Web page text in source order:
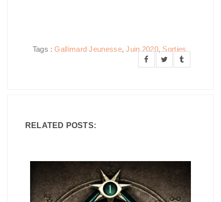
Tags :Gallimard Jeunesse,Juin 2020,Sorties
RELATED POSTS: